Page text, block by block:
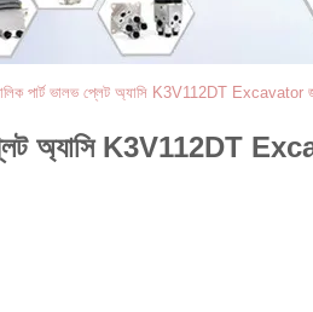
পার্ট ভালভ প্লেট অ্যাসি K3V112DT Excavator
অ্যাসি K3V112DT